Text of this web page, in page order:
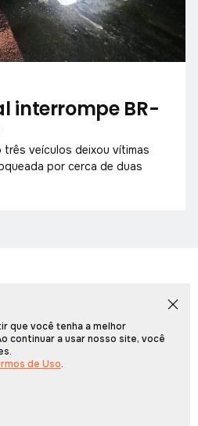
interrompe BR-
veículos deixou vítimas
por cerca de duas
Rádio PCN
os direitos reservados.
que você tenha a melhor
continuar a usar nosso site, você
de Uso.